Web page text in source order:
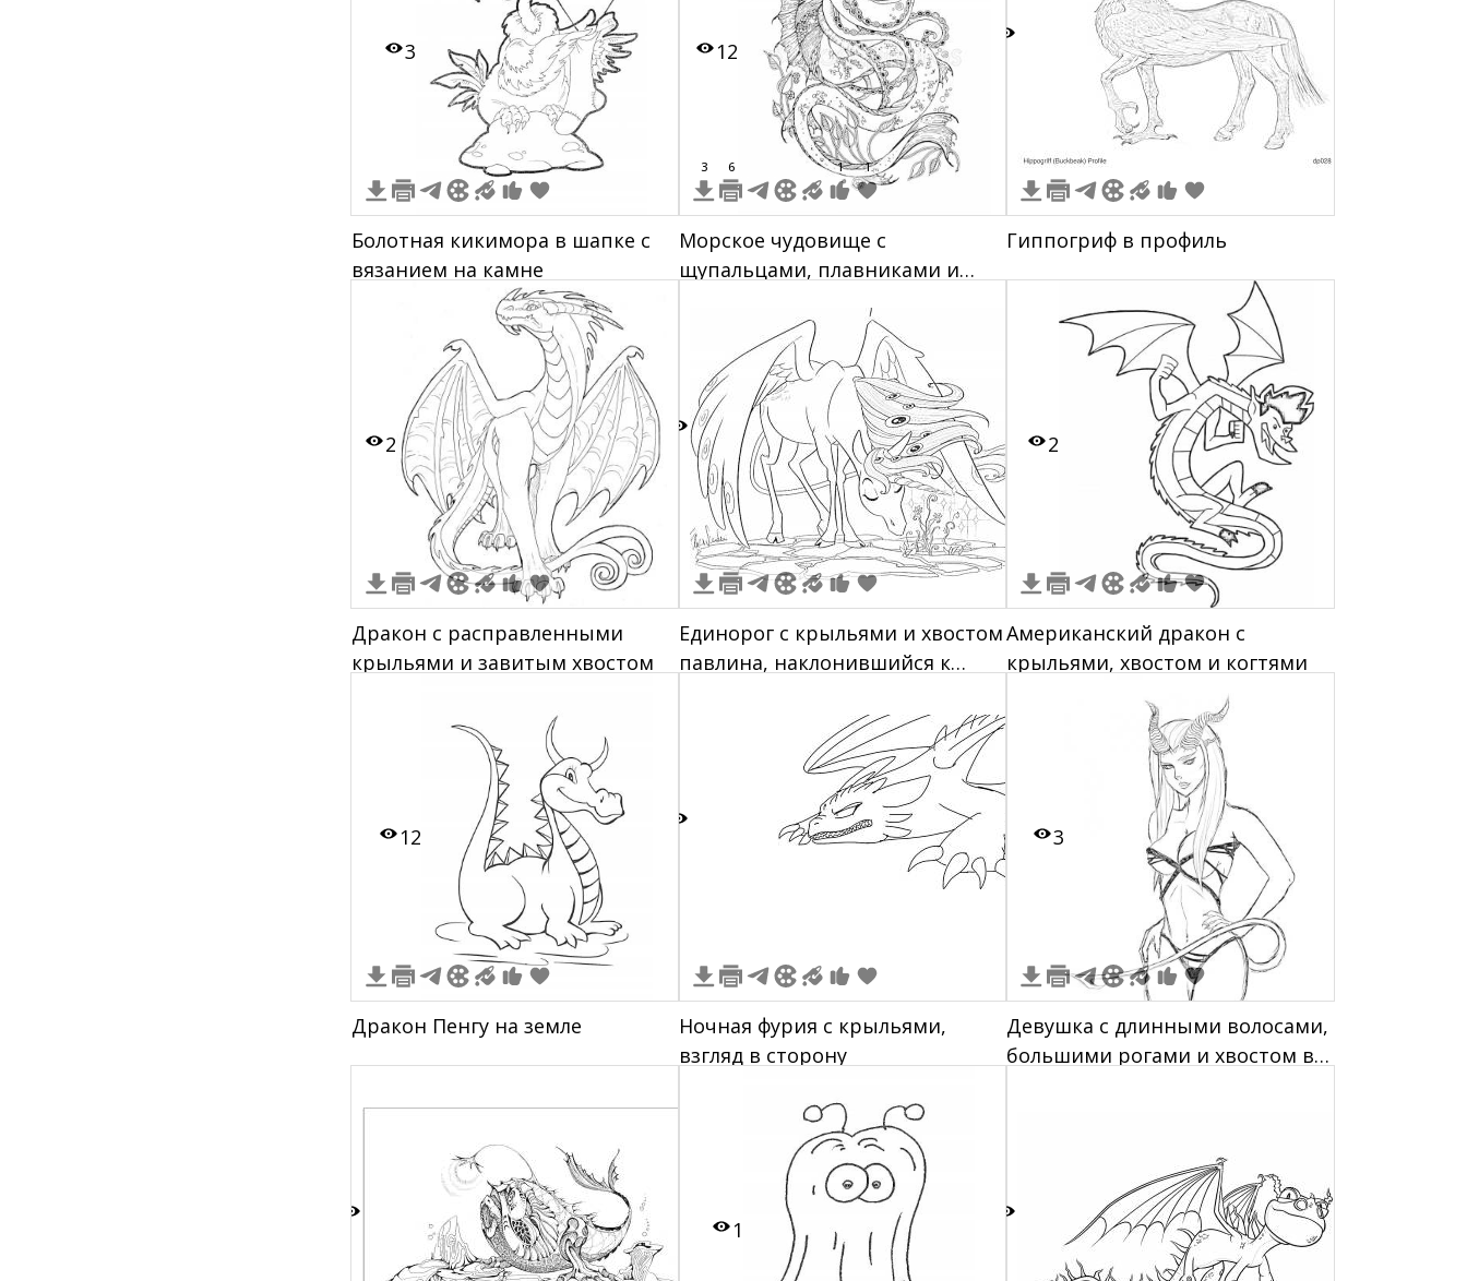
3
Болотная кикимора в шапке с
вязанием на камне
12
3 6 1 1
Морское чудовище с
щупальцами, плавниками и
окруженное пузырями
Гиппогриф в профиль
2
Дракон с расправленными
крыльями и завитым хвостом
Единорог с крыльями и хвостом
павлина, наклонившийся к
2
Американский дракон с
крыльями, хвостом и когтями
12
Дракон Пенгу на земле
Ночная фурия с крыльями,
взгляд в сторону
3
Девушка с длинными волосами,
большими рогами и хвостом в
1